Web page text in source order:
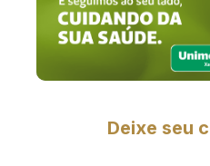
Deixe seu